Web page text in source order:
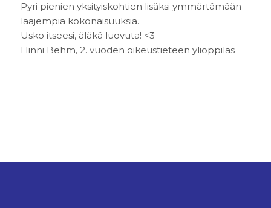
Pyri pienien yksityiskohtien lisäksi ymmärtämään
laajempia kokonaisuuksia.
Usko itseesi, äläkä luovuta! <3
Hinni Behm, 2. vuoden oikeustieteen ylioppilas